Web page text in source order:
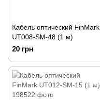
Кабель оптический FinMark
UT008-SM-48 (1 м)
20 грн